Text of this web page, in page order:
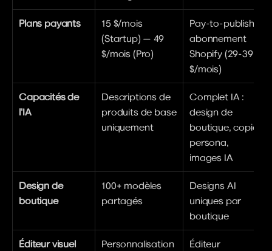
Plans payants
15 $/mois
(Startup) — 49
$/mois (Pro)
Pay-to-publish +
abonnement
Shopify (29-39
$/mois)
Capacités de
l'IA
Descriptions de
produits de base
uniquement
Complet IA :
design de
boutique, copie
persona,
images IA
Design de
boutique
100+ modèles
partagés
Designs AI
uniques par
boutique
Éditeur visuel
Personnalisation
Éditeur